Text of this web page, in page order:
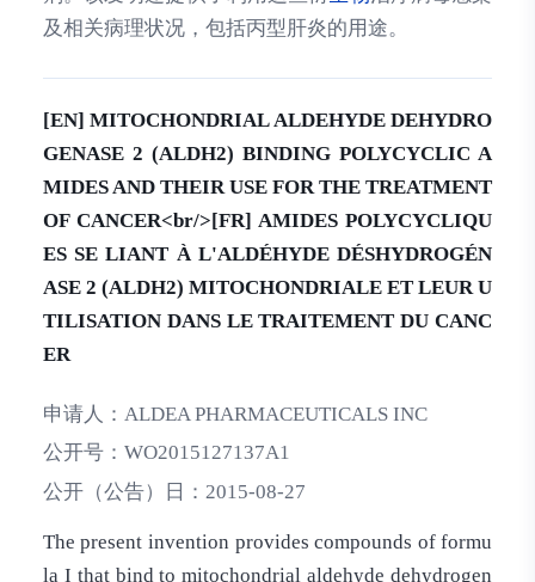
及相关病理状况，包括丙型肝炎的用途。
[EN] MITOCHONDRIAL ALDEHYDE DEHYDRO
GENASE 2 (ALDH2) BINDING POLYCYCLIC A
MIDES AND THEIR USE FOR THE TREATMENT
OF CANCER<br/>[FR] AMIDES POLYCYCLIQU
ES SE LIANT À L'ALDÉHYDE DÉSHYDROGÉN
ASE 2 (ALDH2) MITOCHONDRIALE ET LEUR U
TILISATION DANS LE TRAITEMENT DU CANC
ER
申请人： ALDEA PHARMACEUTICALS INC
公开号： WO2015127137A1
公开（公告）日： 2015-08-27
The present invention provides compounds of formu
la I that bind to mitochondrial aldehyde dehydrogen